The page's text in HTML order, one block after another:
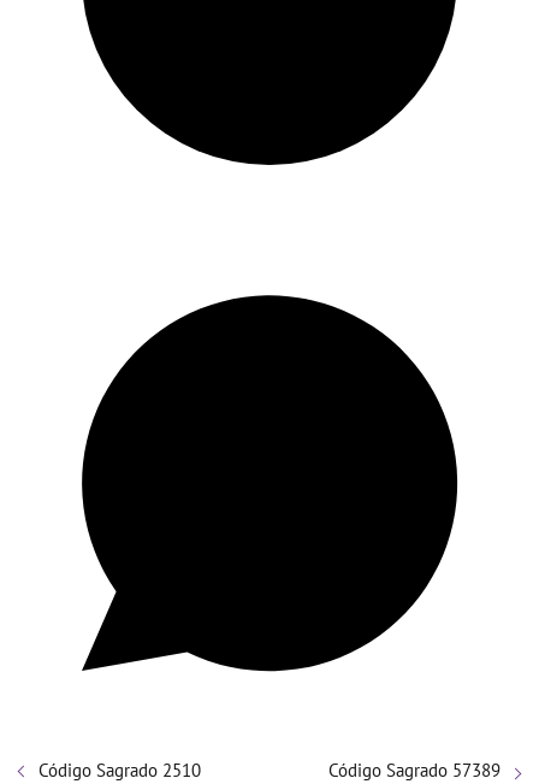
Código Sagrado 2510 Código Sagrado 57389